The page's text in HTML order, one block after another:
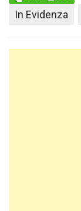
In Evidenza